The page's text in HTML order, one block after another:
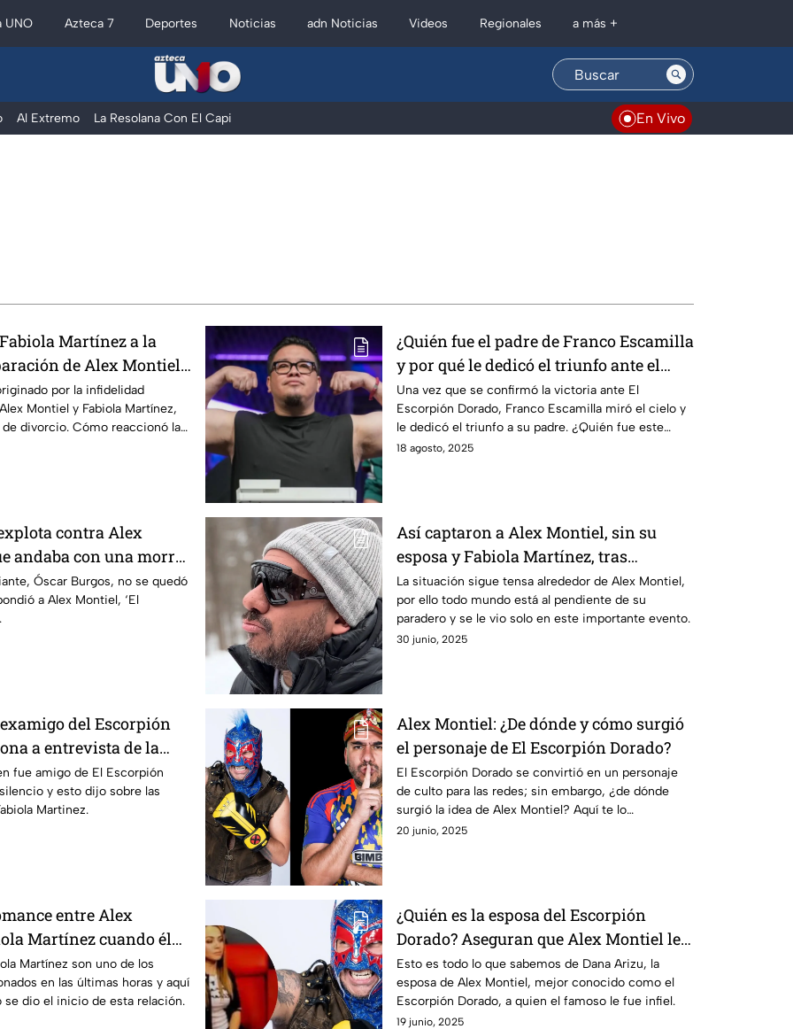
UNO Azteca 7 Deportes Noticias adn Noticias Videos Regionales a más +
Al Extremo La Resolana Con El Capi En Vivo
Martínez a la
de Alex Montiel
por la infidelidad
Montiel y Fabiola Martínez,
divorcio. Cómo reaccionó la
¿Quién fue el padre de Franco Escamilla
y por qué le dedicó el triunfo ante el
Escorpión Dorado?
Una vez que se confirmó la victoria ante El
Escorpión Dorado, Franco Escamilla miró el cielo y
le dedicó el triunfo a su padre. ¿Quién fue este
personaje?
18 agosto, 2025
contra Alex
andaba con una morra
Óscar Burgos, no se quedó
a Alex Montiel, ‘El
Así captaron a Alex Montiel, sin su
esposa y Fabiola Martínez, tras
polémica de infidelidad
La situación sigue tensa alrededor de Alex Montiel,
por ello todo mundo está al pendiente de su
paradero y se le vio solo en este importante evento.
30 junio, 2025
del Escorpión
a entrevista de la
del influencer
fue amigo de El Escorpión
y esto dijo sobre las
Martinez.
Alex Montiel: ¿De dónde y cómo surgió
el personaje de El Escorpión Dorado?
El Escorpión Dorado se convirtió en un personaje
de culto para las redes; sin embargo, ¿de dónde
surgió la idea de Alex Montiel? Aquí te lo
platicamos.
20 junio, 2025
entre Alex
Martínez cuando él
Martínez son uno de los
en las últimas horas y aquí
dio el inicio de esta relación.
¿Quién es la esposa del Escorpión
Dorado? Aseguran que Alex Montiel le
fue infiel a Dana Arizu
Esto es todo lo que sabemos de Dana Arizu, la
esposa de Alex Montiel, mejor conocido como el
Escorpión Dorado, a quien el famoso le fue infiel.
19 junio, 2025